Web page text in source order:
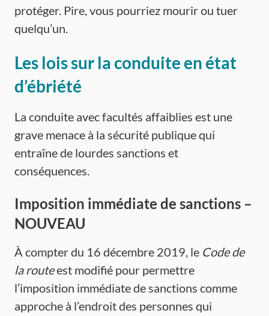
protéger. Pire, vous pourriez mourir ou tuer
quelqu’un.
Les lois sur la conduite en état
d’ébriété
La conduite avec facultés affaiblies est une
grave menace à la sécurité publique qui
entraîne de lourdes sanctions et
conséquences.
Imposition immédiate de sanctions –
NOUVEAU
À compter du 16 décembre 2019, le Code de
la routeest modifié pour permettre
l’imposition immédiate de sanctions comme
approche à l’endroit des personnes qui